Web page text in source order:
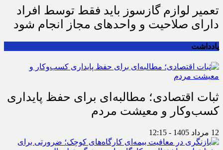
تعمیر لوازم گازسوز باید فقط توسط افراد
دارای صلاحیت و واحدهای مجاز انجام شود
یادداشت
ثبات اقتصادی؛ مطالبه‌ای برای حفظ پایداری
کسب‌وکار و معیشت مردم
12 مرداد 1405 - 12:15